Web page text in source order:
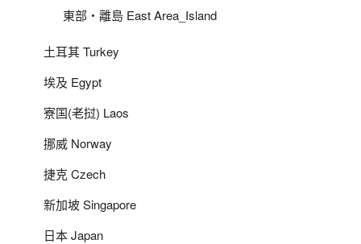
東部‧離島 East Area_Island
土耳其 Turkey
埃及 Egypt
寮国(老挝) Laos
挪威 Norway
捷克 Czech
新加坡 Singapore
日本 Japan